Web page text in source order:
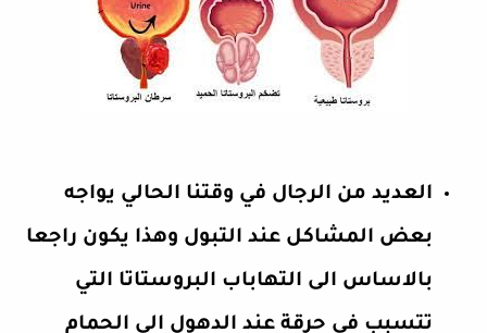
العديد من الرجال في وقتنا الحالي يواجه
بعض المشاكل عند التبول وهذا يكون راجعا
بالاساس الى التهاباب البروستاتا التي
تتسبب في حرقة عند الدهول الى الحمام